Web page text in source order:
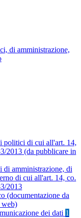
di amministrazione,
politici di cui all'art. 14,
2013 (da pubblicare in
amministrazione, di
di cui all'art. 14, co.
2013
(documentazione da
web)
dei dati 1